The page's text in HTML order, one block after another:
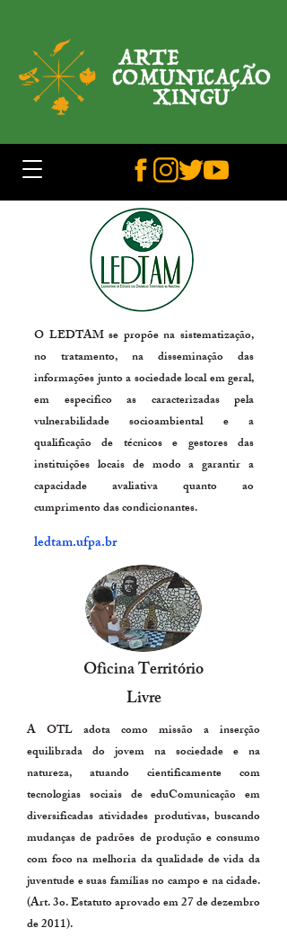
O LEDTAM se propõe na sistematização,
no tratamento, na disseminação das
informações junto a sociedade local em geral,
em especifico as caracterizadas pela
vulnerabilidade socioambiental e a
qualificação de técnicos e gestores das
instituições locais de modo a garantir a
capacidade avaliativa quanto ao
cumprimento das condicionantes.
ledtam.ufpa.br
Oficina Território
Livre
A OTL adota como missão a inserção
equilibrada do jovem na sociedade e na
natureza, atuando cientificamente com
tecnologias sociais de eduComunicação em
diversificadas atividades produtivas, buscando
mudanças de padrões de produção e consumo
com foco na melhoria da qualidade de vida da
juventude e suas famílias no campo e na cidade.
(Art. 3o. Estatuto aprovado em 27 de dezembro
de 2011).